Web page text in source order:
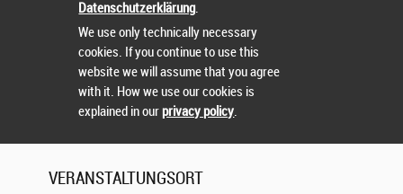
TERMIN: 12.09.2026
HOMEPAGE DES VERANSTALTERS MIT AUSSCHREIBUNG:
AUSSCHREIBUNG ALS PDF
VERANSTALTUNGSORT
Datenschutzerklärung.
We use only technically necessary
cookies. If you continue to use this
website we will assume that you agree
with it. How we use our cookies is
explained in ourprivacy policy.